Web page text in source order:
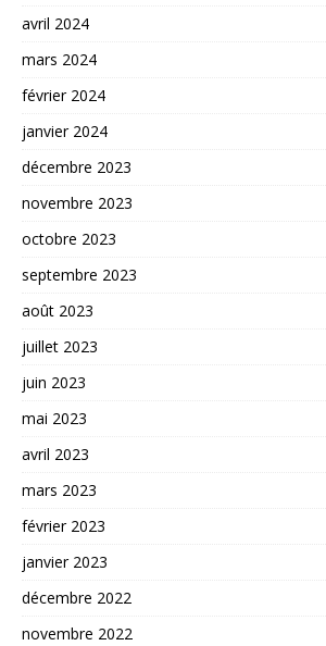
avril 2024
mars 2024
février 2024
janvier 2024
décembre 2023
novembre 2023
octobre 2023
septembre 2023
août 2023
juillet 2023
juin 2023
mai 2023
avril 2023
mars 2023
février 2023
janvier 2023
décembre 2022
novembre 2022